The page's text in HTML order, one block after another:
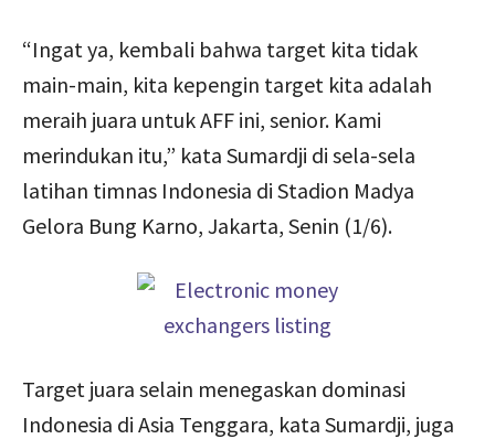
“Ingat ya, kembali bahwa target kita tidak
main-main, kita kepengin target kita adalah
meraih juara untuk AFF ini, senior. Kami
merindukan itu,” kata Sumardji di sela-sela
latihan timnas Indonesia di Stadion Madya
Gelora Bung Karno, Jakarta, Senin (1/6).
Target juara selain menegaskan dominasi
Indonesia di Asia Tenggara, kata Sumardji, juga